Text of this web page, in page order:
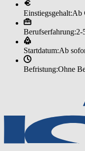
Einstiegsgehalt:Ab
Berufserfahrung:2-
Startdatum:Ab
Befristung:Ohne